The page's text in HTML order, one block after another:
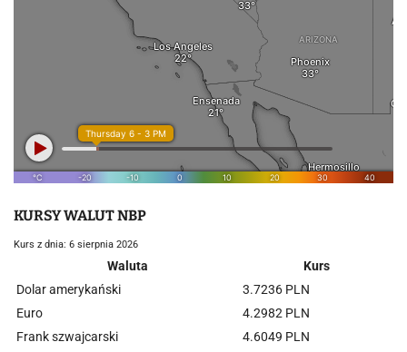
KURSY WALUT NBP
Kurs z dnia: 6 sierpnia 2026
Waluta
Kurs
Dolar amerykański
3.7236 PLN
Euro
4.2982 PLN
Frank szwajcarski
4.6049 PLN